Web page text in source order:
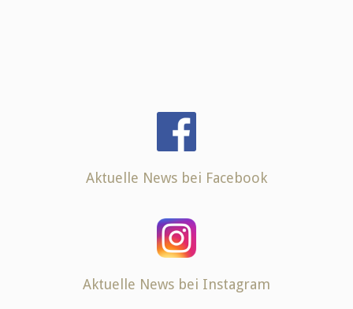
Aktuelle News bei Facebook
Aktuelle News bei Instagram